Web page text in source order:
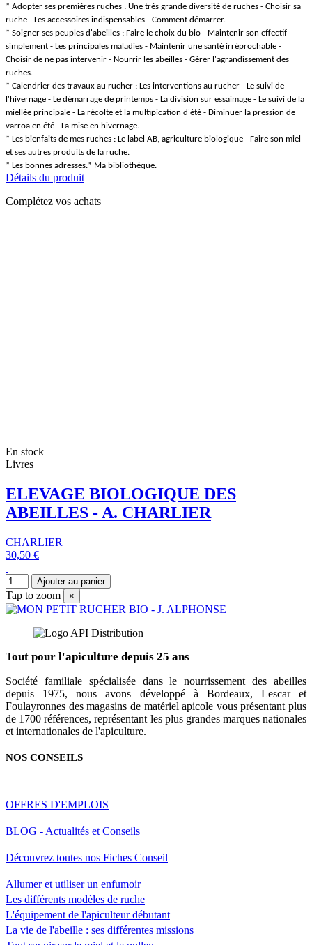
* Adopter ses premières ruches : Une très grande diversité de ruches - Choisir sa
ruche - Les accessoires indispensables - Comment démarrer.
* Soigner ses peuples d'abeilles : Faire le choix du bio - Maintenir son effectif
simplement - Les principales maladies - Maintenir une santé irréprochable -
Choisir de ne pas intervenir - Nourrir les abeilles - Gérer l'agrandissement des
ruches.
* Calendrier des travaux au rucher : Les interventions au rucher - Le suivi de
l'hivernage - Le démarrage de printemps - La division sur essaimage - Le suivi de la
miellée principale - La récolte et la multipication d'été - Diminuer la pression de
varroa en été - La mise en hivernage.
* Les bienfaits de mes ruches : Le label AB, agriculture biologique - Faire son miel
et ses autres produits de la ruche.
* Les bonnes adresses.* Ma bibliothèque.
Détails du produit
Complétez vos achats
En stock
Livres
ELEVAGE BIOLOGIQUE DES
ABEILLES - A. CHARLIER
CHARLIER
30,50 €
Ajouter au panier
Tap to zoom ×
Tout pour l'apiculture depuis 25 ans
Société familiale spécialisée dans le nourrissement des abeilles
depuis 1975, nous avons développé à Bordeaux, Lescar et
Foulayronnes des magasins de matériel apicole vous présentant plus
de 1700 références, représentant les plus grandes marques nationales
et internationales de l'apiculture.
NOS CONSEILS
OFFRES D'EMPLOIS
BLOG - Actualités et Conseils
Découvrez toutes nos Fiches Conseil
Allumer et utiliser un enfumoir
Les différents modèles de ruche
L'équipement de l'apiculteur débutant
La vie de l'abeille : ses différentes missions